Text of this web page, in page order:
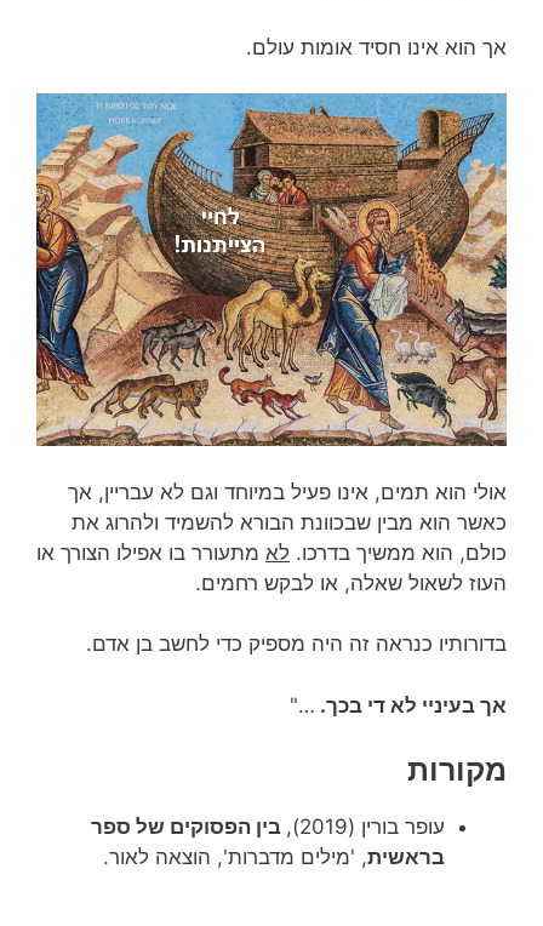
אך הוא אינו חסיד אומות עולם.
אולי הוא תמים, אינו פעיל במיוחד וגם לא עבריין, אך
כאשר הוא מבין שבכוונת הבורא להשמיד ולהרוג את
כולם, הוא ממשיך בדרכו. לא מתעורר בו אפילו הצורך או
העוז לשאול שאלה, או לבקש רחמים.
בדורותיו כנראה זה היה מספיק כדי לחשב בן אדם.
אך בעיניי לא די בכך. …"
מקורות
עופר בורין (2019),
בין הפסוקים של ספר
בראשית, 'מילים מדברות', הוצאה לאור.